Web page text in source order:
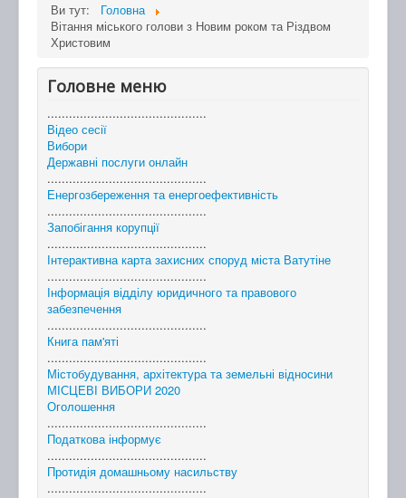
Ви тут:
Головна
Вітання міського голови з Новим роком та Різдвом
Христовим
Головне меню
............................................
Відео сесії
Вибори
Державні послуги онлайн
............................................
Енергозбереження та енергоефективність
............................................
Запобігання корупції
............................................
Інтерактивна карта захисних споруд міста Ватутіне
............................................
Інформація відділу юридичного та правового
забезпечення
............................................
Книга пам'яті
............................................
Містобудування, архітектура та земельні відносини
МІСЦЕВІ ВИБОРИ 2020
Оголошення
............................................
Податкова інформує
............................................
Протидія домашньому насильству
............................................